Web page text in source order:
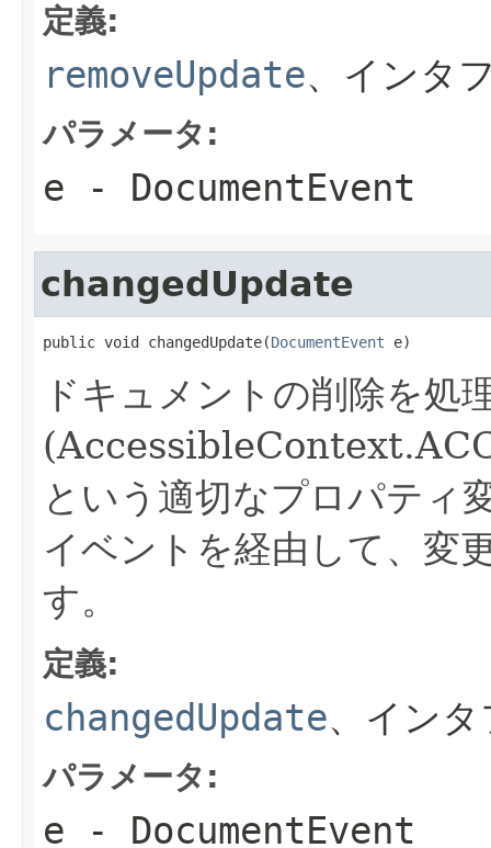
定義:
removeUpdate、インタ
パラメータ:
e - DocumentEvent
changedUpdate
public void changedUpdate(DocumentEvent e)
ドキュメントの削除を処
という適切なプロパティ
イベントを経由して、変
す。
定義:
changedUpdate、イン
パラメータ:
e - DocumentEvent